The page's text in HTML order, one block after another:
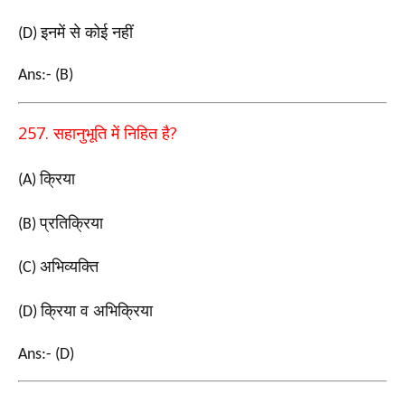
(D)इनमें से कोई नहीं
Ans:- (B)
257.सहानुभूति में निहित है?
(A)क्रिया
(B)प्रतिक्रिया
(C) अभिव्यक्ति
(D)क्रिया व अभिक्रिया
Ans:- (D)